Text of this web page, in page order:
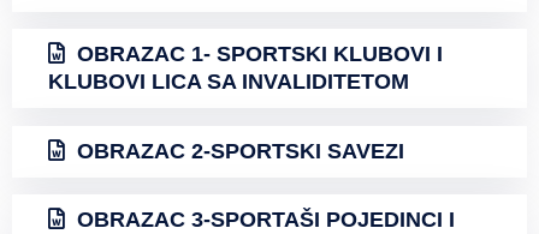
OBRAZAC 1- SPORTSKI KLUBOVI I
KLUBOVI LICA SA INVALIDITETOM
OBRAZAC 2-SPORTSKI SAVEZI
OBRAZAC 3-SPORTAŠI POJEDINCI I